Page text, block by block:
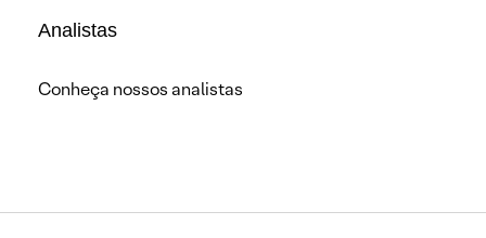
Analistas
Conheça nossos analistas